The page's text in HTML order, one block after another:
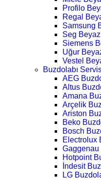
Profilo
Regal
Samsung
Seg
Siemens
Uğur
Vestel
Buzdolabı
AEG
Altus
Amana
Arçelik
Ariston
Beko
Bosch
Electrolux
Gaggenau
Hotpoint
İndesit
LG